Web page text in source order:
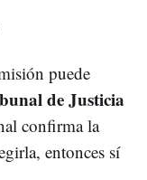
puede
de Justicia
confirma la
entonces sí